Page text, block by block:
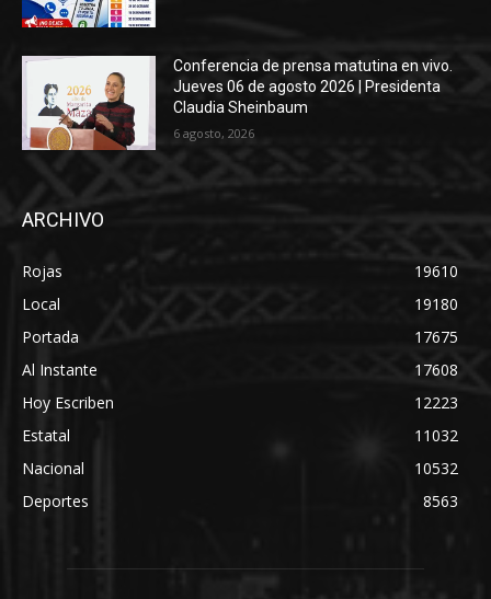
Conferencia de prensa matutina en vivo.
Jueves 06 de agosto 2026 | Presidenta
Claudia Sheinbaum
6 agosto, 2026
ARCHIVO
Rojas
19610
Local
19180
Portada
17675
Al Instante
17608
Hoy Escriben
12223
Estatal
11032
Nacional
10532
Deportes
8563